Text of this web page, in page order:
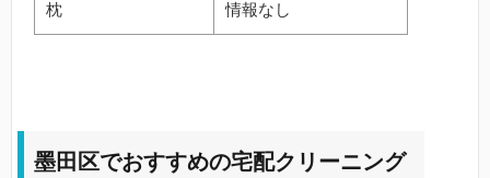
枕 情報なし
墨田区でおすすめの宅配クリーニング